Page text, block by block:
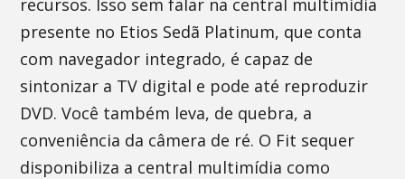
recursos. Isso sem falar na central multimidia
presente no Etios Sedã Platinum, que conta
com navegador integrado, é capaz de
sintonizar a TV digital e pode até reproduzir
DVD. Você também leva, de quebra, a
conveniência da câmera de ré. O Fit sequer
disponibiliza a central multimídia como